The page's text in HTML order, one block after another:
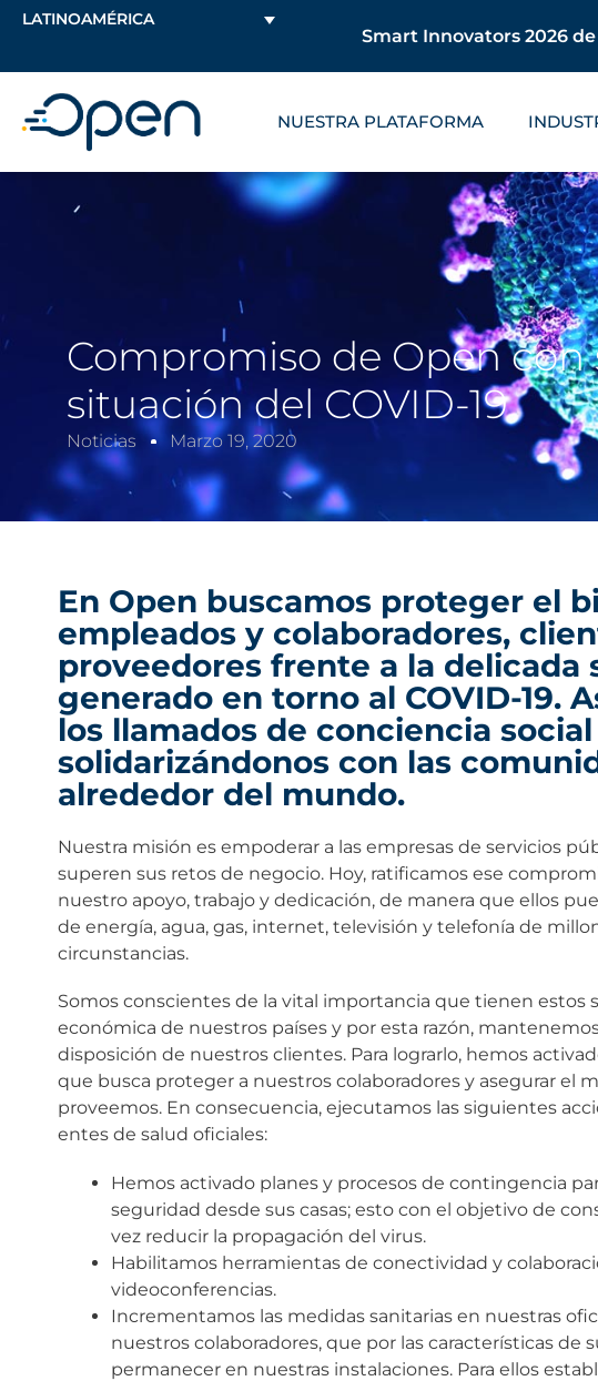
Smart Innovators 2026
LATINOAMÉRICA
NUESTRA PLATAFORMA
Compromiso de Open
situación del COVID-19
Noticias Marzo 19, 2020
En Open buscamos proteger el
empleados y colaboradores,
proveedores frente a la delicada
generado en torno al COVID-19.
los llamados de conciencia
solidarizándonos con las
alrededor del mundo.
Nuestra misión es empoderar a las empresas de servicios
superen sus retos de negocio. Hoy, ratificamos ese
nuestro apoyo, trabajo y dedicación, de manera que ellos
de energía, agua, gas, internet, televisión y telefonía de
circunstancias.
Somos conscientes de la vital importancia que tienen estos
económica de nuestros países y por esta razón,
disposición de nuestros clientes. Para lograrlo, hemos
que busca proteger a nuestros colaboradores y asegurar el
proveemos. En consecuencia, ejecutamos las siguientes
entes de salud oficiales:
Hemos activado planes y procesos de contingencia
seguridad desde sus casas; esto con el objetivo de
vez reducir la propagación del virus.
Habilitamos herramientas de conectividad y
videoconferencias.
Incrementamos las medidas sanitarias en nuestras
nuestros colaboradores, que por las características de
permanecer en nuestras instalaciones. Para ellos